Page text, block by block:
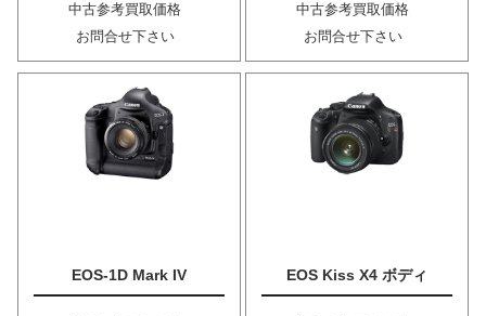
中古参考買取価格
お問合せ下さい
中古参考買取価格
お問合せ下さい
EOS-1D Mark IV EOS Kiss X4 ボディ